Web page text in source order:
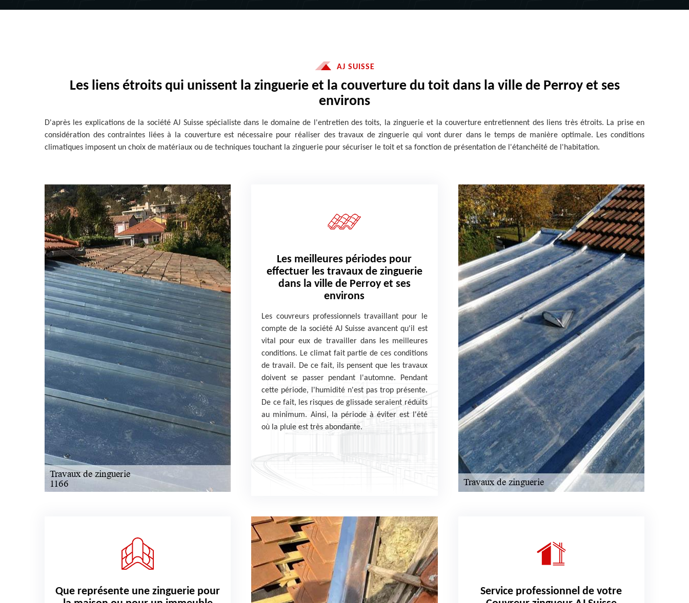
AJ SUISSE
Les liens étroits qui unissent la zinguerie et la couverture du toit dans la ville de Perroy et ses
environs
D'après les explications de la société AJ Suisse spécialiste dans le domaine de l'entretien des toits, la zinguerie et la couverture entretiennent des liens très étroits. La prise en
considération des contraintes liées à la couverture est nécessaire pour réaliser des travaux de zinguerie qui vont durer dans le temps de manière optimale. Les conditions
climatiques imposent un choix de matériaux ou de techniques touchant la zinguerie pour sécuriser le toit et sa fonction de présentation de l'étanchéité de l'habitation.
Les meilleures périodes pour
effectuer les travaux de zinguerie
dans la ville de Perroy et ses
environs
Les couvreurs professionnels travaillant pour le
compte de la société AJ Suisse avancent qu'il est
vital pour eux de travailler dans les meilleures
conditions. Le climat fait partie de ces conditions
de travail. De ce fait, ils pensent que les travaux
doivent se passer pendant l'automne. Pendant
cette période, l'humidité n'est pas trop présente.
De ce fait, les risques de glissade seraient réduits
au minimum. Ainsi, la période à éviter est l'été
où la pluie est très abondante.
Que représente une zinguerie pour
Service professionnel de votre